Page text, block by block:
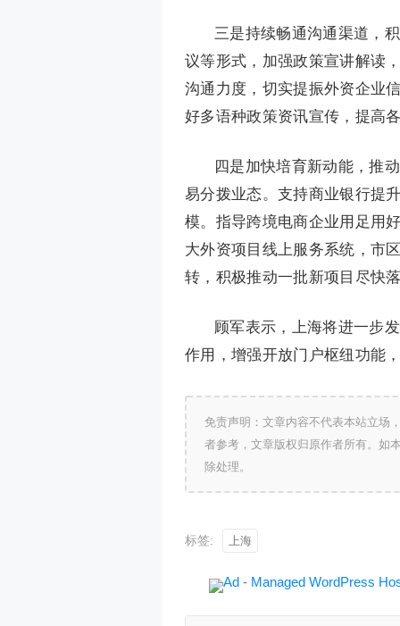
三是持续畅通沟通渠道，
议等形式，加强政策宣讲解读
沟通力度，切实提振外资企业
好多语种政策资讯宣传，提高
四是加快培育新动能，推
易分拨业态。支持商业银行提
模。指导跨境电商企业用足用
大外资项目线上服务系统，市
转，积极推动一批新项目尽快
顾军表示，上海将进一步
作用，增强开放门户枢纽功能
免责声明：文章内容不代表本站立场
者参考，文章版权归原作者所有。如
除处理。
标签: 上海